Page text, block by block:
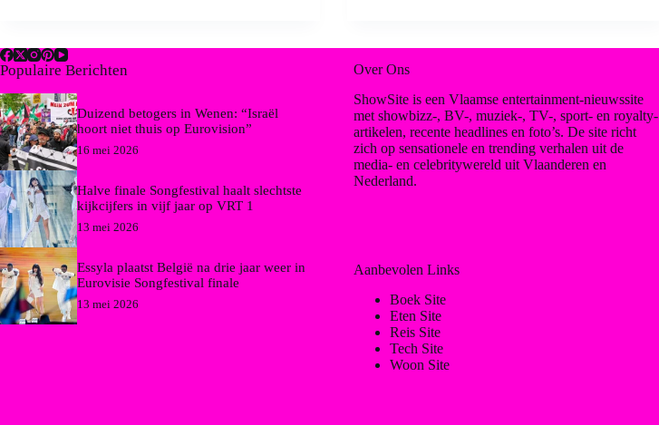
Populaire Berichten
Duizend betogers in Wenen: “Israël
hoort niet thuis op Eurovision”
16 mei 2026
Halve finale Songfestival haalt slechtste
kijkcijfers in vijf jaar op VRT 1
13 mei 2026
Essyla plaatst België na drie jaar weer in
Eurovisie Songfestival finale
13 mei 2026
Over Ons
ShowSite is een Vlaamse entertainment-nieuwssite
met showbizz-, BV-, muziek-, TV-, sport- en royalty-
artikelen, recente headlines en foto’s. De site richt
zich op sensationele en trending verhalen uit de
media- en celebritywereld uit Vlaanderen en
Nederland.
Aanbevolen Links
Boek Site
Eten Site
Reis Site
Tech Site
Woon Site